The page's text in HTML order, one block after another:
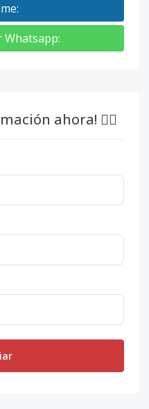
:
Whatsapp:
ahora! 👇🏽